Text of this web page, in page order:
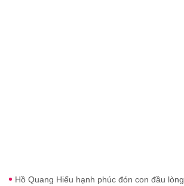
Hồ Quang Hiếu hạnh phúc đón con đầu lòng